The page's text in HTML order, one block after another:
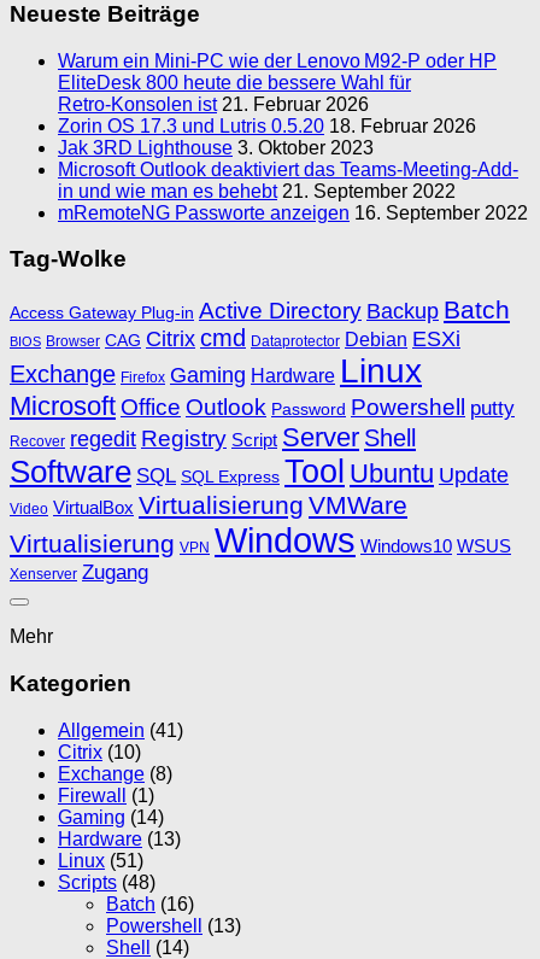
Neueste Beiträge
Warum ein Mini‑PC wie der Lenovo M92‑P oder HP
EliteDesk 800 heute die bessere Wahl für
Retro‑Konsolen ist 21. Februar 2026
Zorin OS 17.3 und Lutris 0.5.20 18. Februar 2026
Jak 3RD Lighthouse 3. Oktober 2023
Microsoft Outlook deaktiviert das Teams-Meeting-Add-
in und wie man es behebt 21. September 2022
mRemoteNG Passworte anzeigen 16. September 2022
Tag-Wolke
Access Gateway Plug-in Active Directory Backup Batch
BIOS Browser CAG Citrix cmd Dataprotector Debian ESXi
Exchange Firefox Gaming Hardware Linux
Microsoft Office Outlook Password Powershell putty
Recover regedit Registry Script Server Shell
Software SQL SQL Express Tool Ubuntu Update
Video VirtualBox Virtualisierung VMWare
Virtualisierung VPN Windows Windows10 WSUS
Xenserver Zugang
Mehr
Kategorien
Allgemein (41)
Citrix (10)
Exchange (8)
Firewall
(1)
Gaming (14)
Hardware (13)
Linux (51)
Scripts (48)
Batch (16)
Powershell
(13)
Shell
(14)